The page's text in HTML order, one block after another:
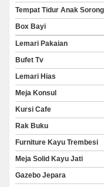
Tempat Tidur Anak Sorong
Box Bayi
Lemari Pakaian
Bufet Tv
Lemari Hias
Meja Konsul
Kursi Cafe
Rak Buku
Furniture Kayu Trembesi
Meja Solid Kayu Jati
Gazebo Jepara